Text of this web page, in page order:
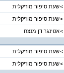
שעת סיפור מוזיקלית<
שעת סיפור מוזיקלית<
אטינגר דן מנצח<
שעת סיפור מוזיקלית<
שעת סיפור מוזיקלית<